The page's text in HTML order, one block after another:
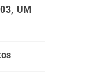
UM